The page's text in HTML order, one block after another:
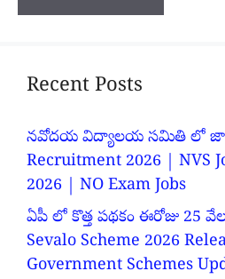
Recent Posts
నవోదయ విద్యాలయ సమితి లో
Recruitment 2026 | NVS
2026 | NO Exam Jobs
ఏపీ లో కొత్త పథకం ఈరోజు 25
Sevalo Scheme 2026
Government Schemes